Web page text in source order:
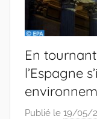
En
l’Espagne
Publié le 19/05/